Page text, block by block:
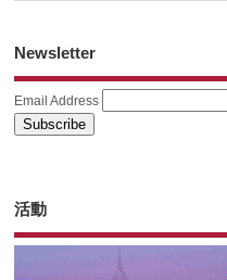
Newsletter
Email Address
活動